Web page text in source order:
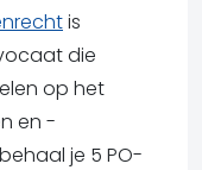
is
die
op het
en -
je 5 PO-